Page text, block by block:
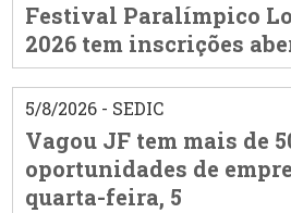
Festival Paralímpico
2026 tem inscrições
5/8/2026 - SEDIC
Vagou JF tem mais de
oportunidades de
quarta-feira, 5